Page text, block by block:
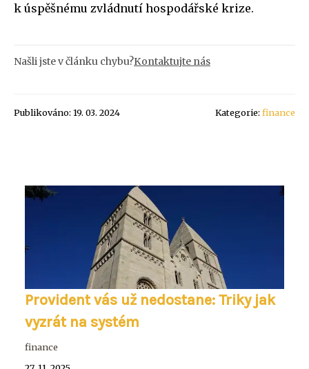
k úspěšnému zvládnutí hospodářské krize.
Našli jste v článku chybu?Kontaktujte nás
Publikováno: 19. 03. 2024 Kategorie: finance
Provident vás už nedostane: Triky jak
vyzrát na systém
finance